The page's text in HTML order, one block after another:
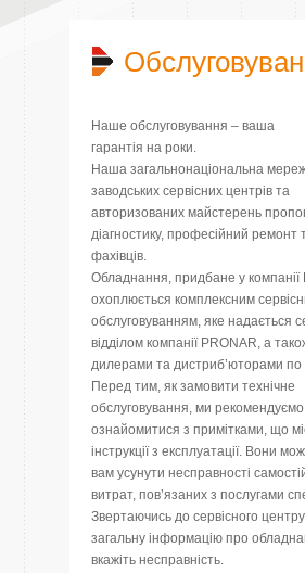
Наше обслуговування – ваша
гарантія на роки.
Наша загальнонаціональна
заводських сервісних центрів та
авторизованих майстерень
діагностику, професійний ремонт
фахівців.
Обладнання, придбане у компанії
охоплюється комплексним
обслуговуванням, яке надається
відділом компанії PRONAR, а
дилерами та дистриб’юторами по
Перед тим, як замовити технічне
обслуговування, ми рекомендуємо
ознайомитися з примітками, що
інструкції з експлуатації. Вони
вам усунути несправності
витрат, пов’язаних з послугами
Звертаючись до сервісного
загальну інформацію про
вкажіть несправність.